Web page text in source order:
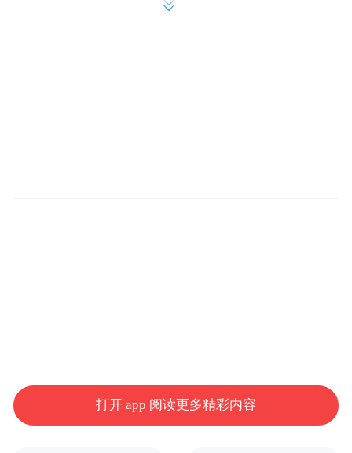
打开 app 阅读更多精彩内容